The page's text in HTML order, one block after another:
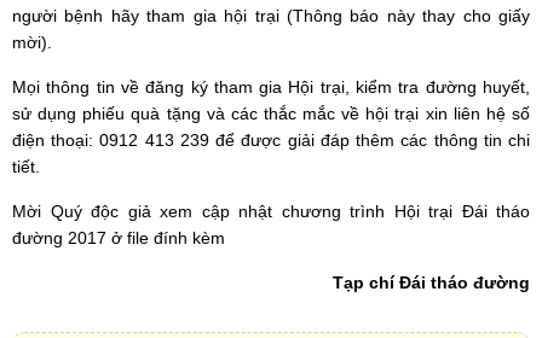
người bệnh hãy tham gia hội trại (Thông báo này thay cho giấy
mời).
Mọi thông tin về đăng ký tham gia Hội trại, kiểm tra đường huyết,
sử dụng phiếu quà tặng và các thắc mắc về hội trại xin liên hệ số
điện thoại: 0912 413 239 để được giải đáp thêm các thông tin chi
tiết.
Mời Quý độc giả xem cập nhật chương trình Hội trại Đái tháo
đường 2017 ở file đính kèm
Tạp chí Đái tháo đường